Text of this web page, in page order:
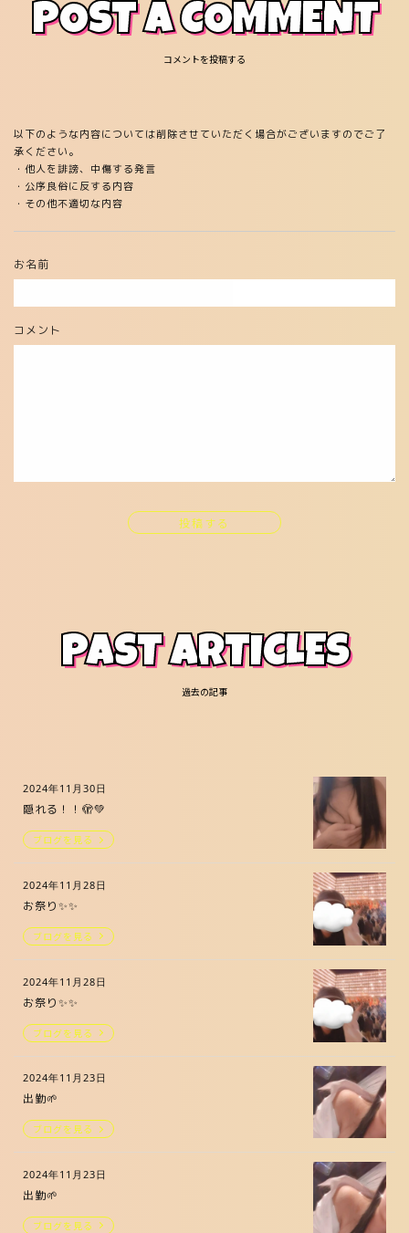
POST A COMMENT
コメントを投稿する
以下のような内容については削除させていただく場合がございますのでご了
承ください。
・他人を誹謗、中傷する発言
・公序良俗に反する内容
・その他不適切な内容
お名前
コメント
投稿する
PAST ARTICLES
過去の記事
2024年11月30日
隠れる！！🫣‪💚
ブログを見る
2024年11月28日
お祭り✨✨
ブログを見る
2024年11月28日
お祭り✨✨
ブログを見る
2024年11月23日
出勤🌱
ブログを見る
2024年11月23日
出勤🌱
ブログを見る